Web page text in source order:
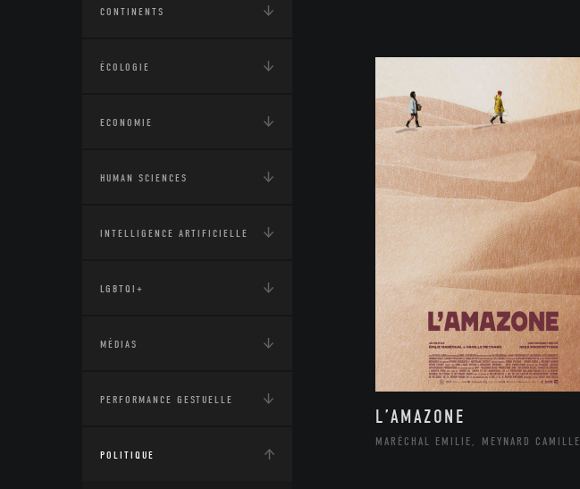
CONTINENTS
ÉCOLOGIE
ECONOMIE
HUMAN SCIENCES
INTELLIGENCE ARTIFICIELLE
LGBTQI+
MÉDIAS
PERFORMANCE GESTUELLE
POLITIQUE
L’AMAZONE
MARÉCHAL EMILIE, MEYNARD CAMILLE